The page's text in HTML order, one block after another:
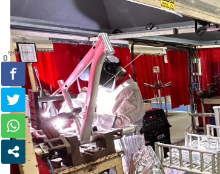
0
SHARES